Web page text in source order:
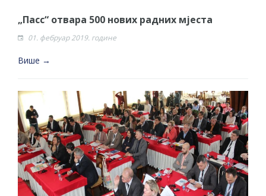
„Пасс“ отвара 500 нових радних мјеста
01. фебруар 2019. године
Више →